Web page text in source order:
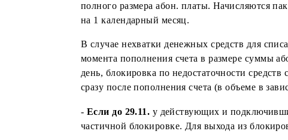
передвигается на 1 день.
Переключение на режим месячного
полного размера абон. платы.
на 1 календарный месяц.
В случае нехватки денежных средств
момента пополнения счета в размере
день, блокировка по недостаточности